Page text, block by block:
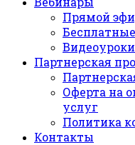
Прямой
Партнерская
Оферта на
услуг
Политика
Контакты